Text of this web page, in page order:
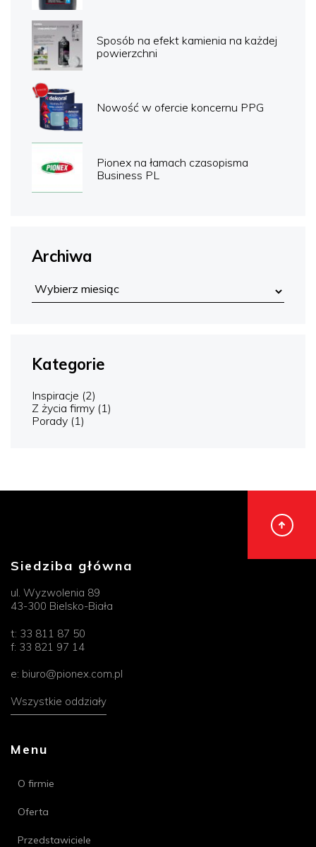
Sposób na efekt kamienia na każdej
powierzchni
Nowość w ofercie koncernu PPG
Pionex na łamach czasopisma
Business PL
Archiwa
Kategorie
Inspiracje (2)
Z życia firmy (1)
Porady (1)
Siedziba główna
ul. Wyzwolenia 89
43-300 Bielsko-Biała
t: 33 811 87 50
f: 33 821 97 14
e: biuro@pionex.com.pl
Wszystkie oddziały
Menu
O firmie
Oferta
Przedstawiciele